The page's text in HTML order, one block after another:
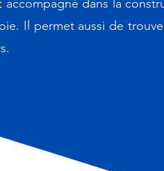
accompagné dans la
Il permet aussi de